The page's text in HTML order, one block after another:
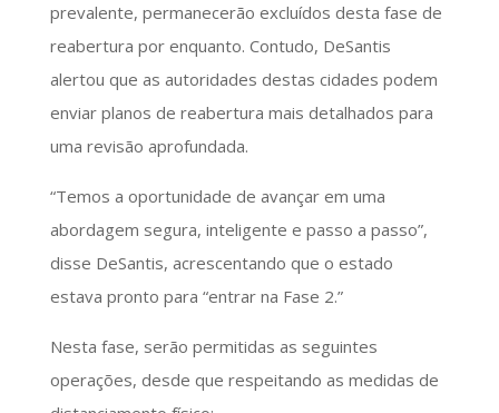
prevalente, permanecerão excluídos desta fase de
reabertura por enquanto. Contudo, DeSantis
alertou que as autoridades destas cidades podem
enviar planos de reabertura mais detalhados para
uma revisão aprofundada.
“Temos a oportunidade de avançar em uma
abordagem segura, inteligente e passo a passo”,
disse DeSantis, acrescentando que o estado
estava pronto para “entrar na Fase 2.”
Nesta fase, serão permitidas as seguintes
operações, desde que respeitando as medidas de